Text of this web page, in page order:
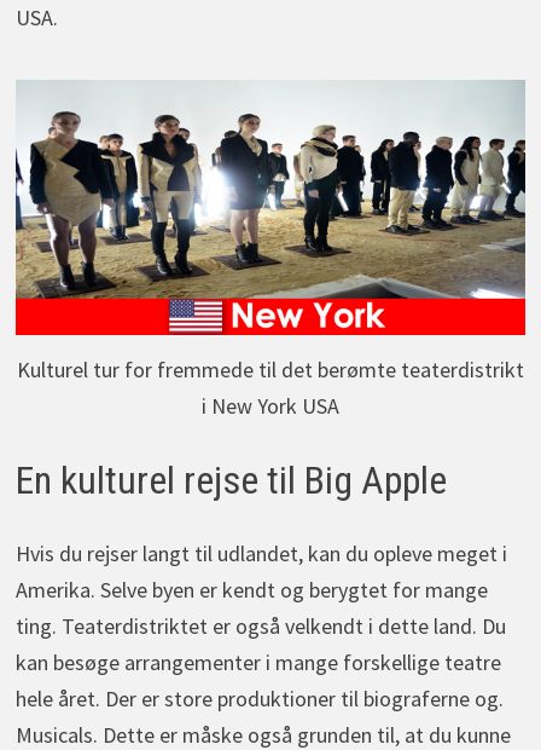
USA.
Kulturel tur for fremmede til det berømte teaterdistrikt
i New York USA
En kulturel rejse til Big Apple
Hvis du rejser langt til udlandet, kan du opleve meget i
Amerika. Selve byen er kendt og berygtet for mange
ting. Teaterdistriktet er også velkendt i dette land. Du
kan besøge arrangementer i mange forskellige teatre
hele året. Der er store produktioner til biograferne og.
Musicals. Dette er måske også grunden til, at du kunne